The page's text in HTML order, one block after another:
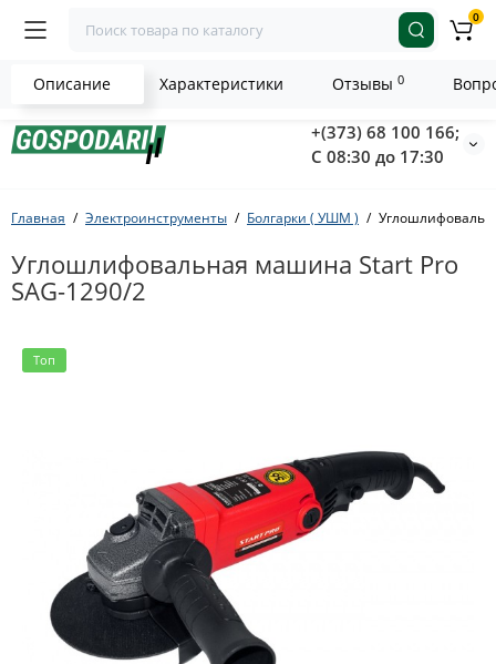
+(373) 68 100 166;
С 08:30 до 17:30
0
Главная Электроинструменты Болгарки ( УШМ )
Углошлифовальная машина Start Pro
SAG-1290/2
Топ
Описание Характеристики Отзывы 0